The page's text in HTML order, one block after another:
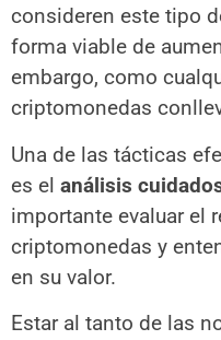
consideren este tipo
forma viable de
embargo, como
criptomonedas
Una de las tácticas
es el análisis
importante evaluar el
criptomonedas y
en su valor.
Estar al tanto de las